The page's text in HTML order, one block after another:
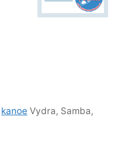
kanoe Vydra, Samba,